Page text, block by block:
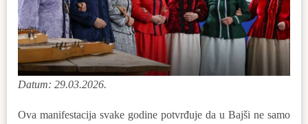
Datum: 29.03.2026.
Ova manifestacija svake godine potvrđuje da u Bajši ne samo